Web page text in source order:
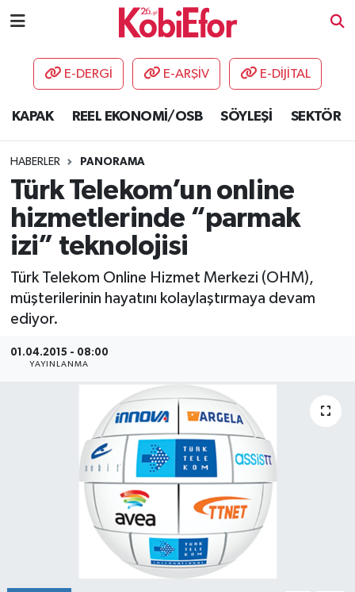
E-DERGİ E-ARŞİV E-DİJİTAL
KAPAK REEL EKONOMİ/OSB SÖYLEŞİ SEKTÖR
HABERLER PANORAMA
Türk Telekom’un online
hizmetlerinde “parmak
izi” teknolojisi
Türk Telekom Online Hizmet Merkezi (OHM),
müşterilerinin hayatını kolaylaştırmaya devam
ediyor.
01.04.2015 - 08:00
YAYINLANMA
AKADEMİ
DESTEK-TEŞVİK
ETKİNLİK
GÜNCEL
KAPAK
ŞİRKET PANO
SÖYLEŞİ